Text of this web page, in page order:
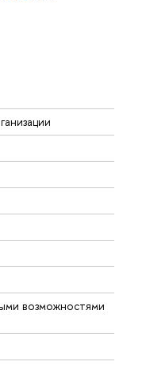
возможностями